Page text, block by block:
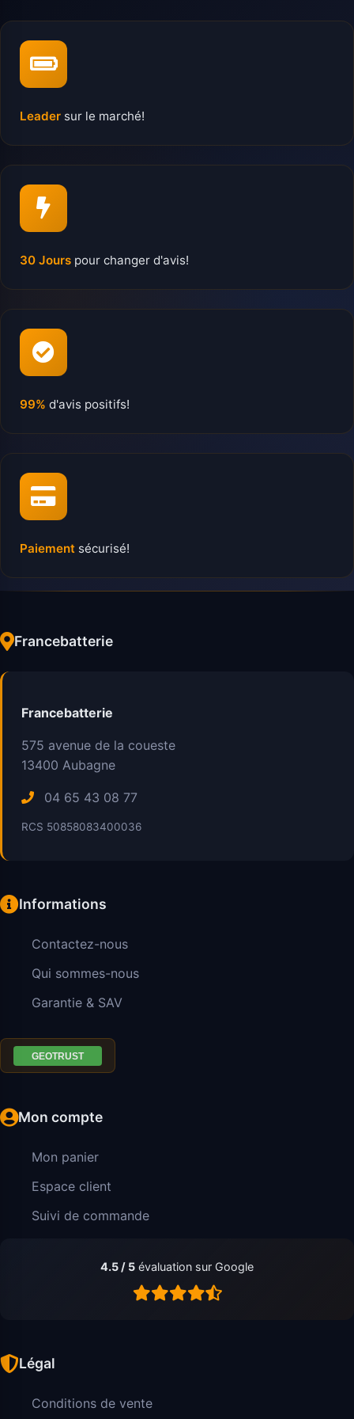
Leader sur le marché!
30 Jours pour changer d'avis!
99% d'avis positifs!
Paiement sécurisé!
Francebatterie
Francebatterie
575 avenue de la coueste
13400 Aubagne
04 65 43 08 77
RCS 50858083400036
Informations
Contactez-nous
Qui sommes-nous
Garantie & SAV
Mon compte
Mon panier
Espace client
Suivi de commande
4.5 / 5 évaluation sur Google
Légal
Conditions de vente